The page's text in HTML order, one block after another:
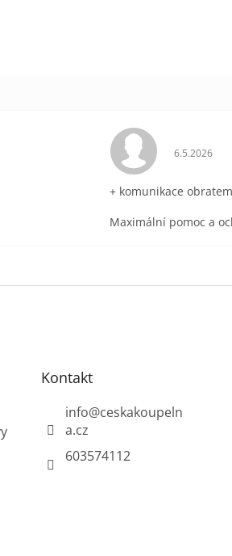
obchodu je 5 z 5 hvězdiček. 6.5.2026
+ komunikace obratem
Maximální pomoc a
Kontakt
info@ceskakoupeln
a.cz
603574112